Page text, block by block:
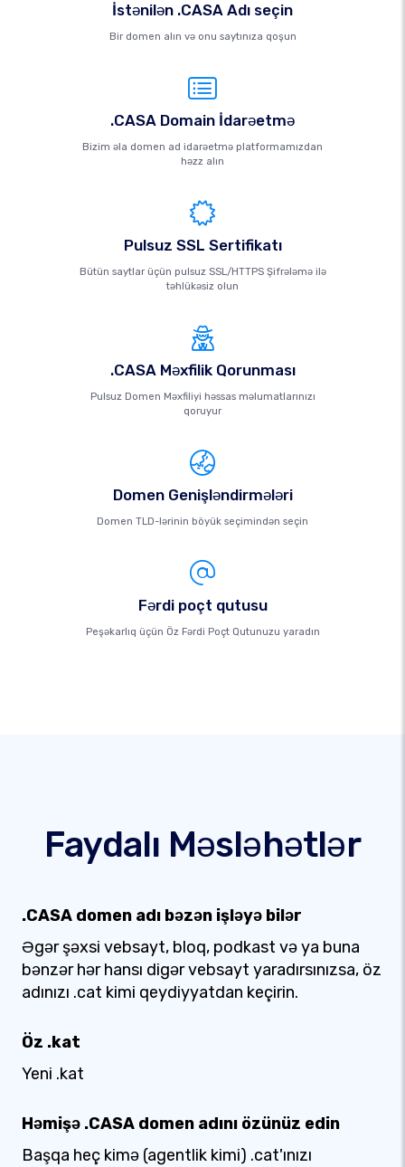
İstənilən .CASA Adı seçin
Bir domen alın və onu saytınıza qoşun
.CASA Domain İdarəetmə
Bizim əla domen ad idarəetmə platformamızdan
həzz alın
Pulsuz SSL Sertifikatı
Bütün saytlar üçün pulsuz SSL/HTTPS Şifrələmə ilə
təhlükəsiz olun
.CASA Məxfilik Qorunması
Pulsuz Domen Məxfiliyi həssas məlumatlarınızı
qoruyur
Domen Genişləndirmələri
Domen TLD-lərinin böyük seçimindən seçin
Fərdi poçt qutusu
Peşəkarlıq üçün Öz Fərdi Poçt Qutunuzu yaradın
Faydalı Məsləhətlər
.CASA domen adı bəzən işləyə bilər
Əgər şəxsi vebsayt, bloq, podkast və ya buna
bənzər hər hansı digər vebsayt yaradırsınızsa, öz
adınızı .cat kimi qeydiyyatdan keçirin.
Öz .kat
Yeni .kat
Həmişə .CASA domen adını özünüz edin
Başqa heç kimə (agentlik kimi) .cat'ınızı